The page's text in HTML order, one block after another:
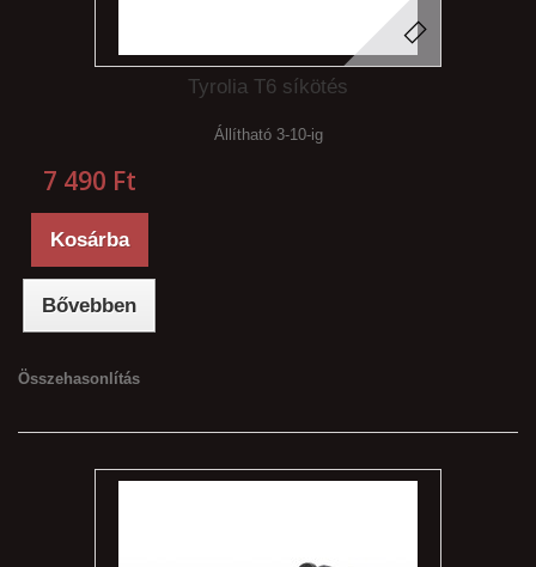
Tyrolia T6 síkötés
Állítható 3-10-ig
7 490 Ft‎
Kosárba
Bővebben
Összehasonlítás